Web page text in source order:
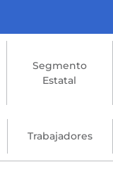
Segmento
Estatal
Trabajadores